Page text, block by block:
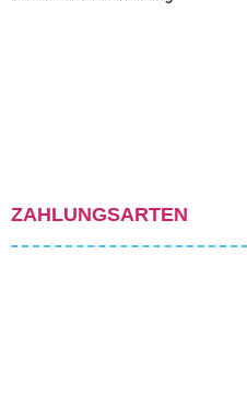
ZAHLUNGSARTEN